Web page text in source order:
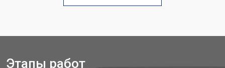
Замена вала принтера Brother от 2600 ₽
Этапы работ